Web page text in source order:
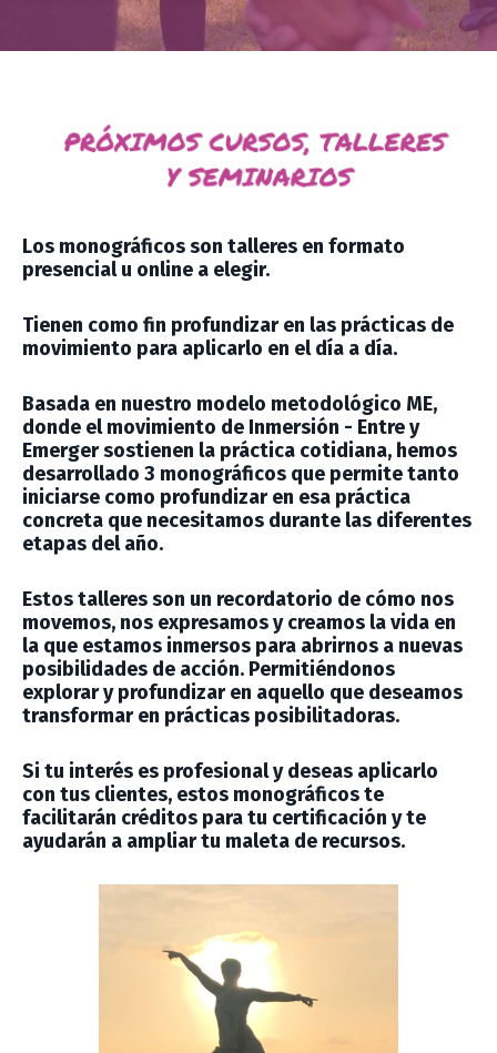
Los monográficos son talleres en formato
presencial u online a elegir.
Tienen como fin profundizar en las prácticas de
movimiento para aplicarlo en el día a día.
Basada en nuestro modelo metodológico ME,
donde el movimiento de Inmersión - Entre y
Emerger sostienen la práctica cotidiana, hemos
desarrollado 3 monográficos que permite tanto
iniciarse como profundizar en esa práctica
concreta que necesitamos durante las diferentes
etapas del año.
Estos talleres son un recordatorio de cómo nos
movemos, nos expresamos y creamos la vida en
la que estamos inmersos para abrirnos a nuevas
posibilidades de acción. Permitiéndonos
explorar y profundizar en aquello que deseamos
transformar en prácticas posibilitadoras.
Si tu interés es profesional y deseas aplicarlo
con tus clientes, estos monográficos te
facilitarán créditos para tu certificación y te
ayudarán a ampliar tu maleta de recursos.